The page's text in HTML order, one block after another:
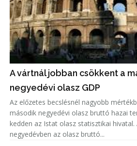
A vártnál jobban csökkent a
negyedévi olasz GDP
Az előzetes becslésnél nagyobb
második negyedévi olasz bruttó hazai
kedden az Istat olasz statisztikai hivatal. A második
negyedévben az olasz bruttó...